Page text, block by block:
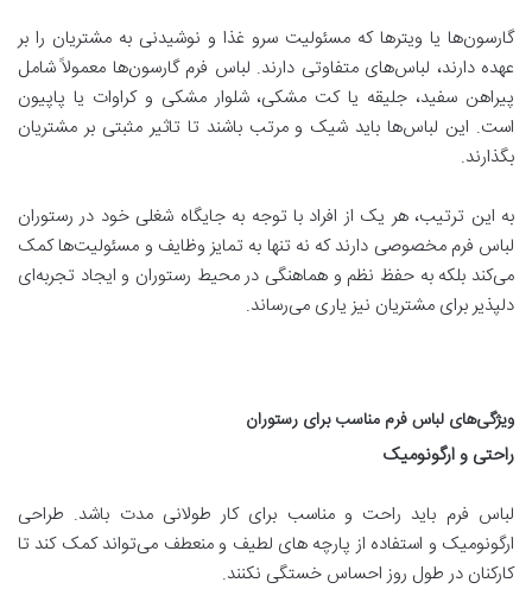
گارسون‌ها یا ویترها که مسئولیت سرو غذا و نوشیدنی به مشتریان را بر
عهده دارند، لباس‌های متفاوتی دارند. لباس فرم گارسون‌ها معمولاً شامل
پیراهن سفید، جلیقه یا کت مشکی، شلوار مشکی و کراوات یا پاپیون
است. این لباس‌ها باید شیک و مرتب باشند تا تاثیر مثبتی بر مشتریان
بگذارند.
به این ترتیب، هر یک از افراد با توجه به جایگاه شغلی خود در رستوران
لباس فرم مخصوصی دارند که نه تنها به تمایز وظایف و مسئولیت‌ها کمک
می‌کند بلکه به حفظ نظم و هماهنگی در محیط رستوران و ایجاد تجربه‌ای
دلپذیر برای مشتریان نیز یاری می‌رساند.
ویژگی‌های لباس فرم مناسب برای رستوران
راحتی و ارگونومیک
لباس فرم باید راحت و مناسب برای کار طولانی مدت باشد. طراحی
ارگونومیک و استفاده از پارچه های لطیف و منعطف می‌تواند کمک کند تا
کارکنان در طول روز احساس خستگی نکنند.